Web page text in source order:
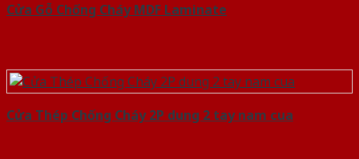
Cửa Gỗ Chống Cháy MDF Laminate
Cửa Thép Chống Cháy 2P dung 2 tay nam cua